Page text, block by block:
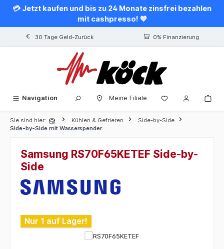
springen
💳 Jetzt kaufen und bis zu 24 Monate zinsfrei bezahlen
mit cashpresso! 💙
30 Tage Geld-Zurück 0% Finanzierung
Navigation Meine Filiale
Sie sind hier: Kühlen & Gefrieren
Side-by-Side
Side-by-Side mit Wasserspender
Samsung RS70F65KETEF Side-by-
Side
Bildergalerie überspringen
Nur 1 auf Lager!